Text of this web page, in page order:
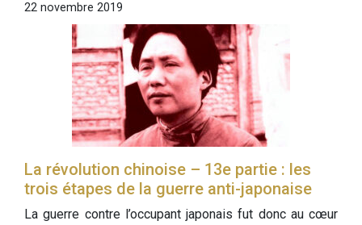
22 novembre 2019
La révolution chinoise – 13e partie : les
trois étapes de la guerre anti-japonaise
La guerre contre l’occupant japonais fut donc au cœur